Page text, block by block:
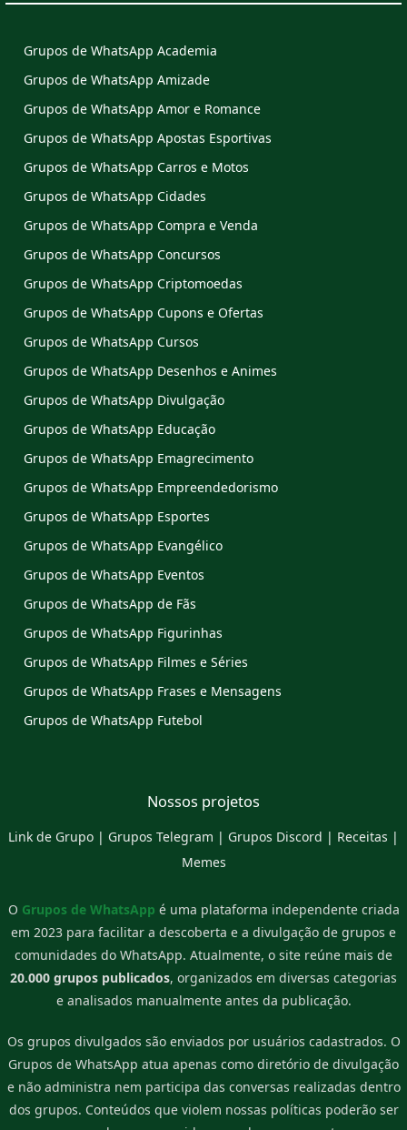
Grupos de WhatsApp Academia
Grupos de WhatsApp Amizade
Grupos de WhatsApp Amor e Romance
Grupos de WhatsApp Apostas Esportivas
Grupos de WhatsApp Carros e Motos
Grupos de WhatsApp Cidades
Grupos de WhatsApp Compra e Venda
Grupos de WhatsApp Concursos
Grupos de WhatsApp Criptomoedas
Grupos de WhatsApp Cupons e Ofertas
Grupos de WhatsApp Cursos
Grupos de WhatsApp Desenhos e Animes
Grupos de WhatsApp Divulgação
Grupos de WhatsApp Educação
Grupos de WhatsApp Emagrecimento
Grupos de WhatsApp Empreendedorismo
Grupos de WhatsApp Esportes
Grupos de WhatsApp Evangélico
Grupos de WhatsApp Eventos
Grupos de WhatsApp de Fãs
Grupos de WhatsApp Figurinhas
Grupos de WhatsApp Filmes e Séries
Grupos de WhatsApp Frases e Mensagens
Grupos de WhatsApp Futebol
Nossos projetos
Link de Grupo | Grupos Telegram | Grupos Discord | Receitas |
Memes
O Grupos de WhatsApp é uma plataforma independente criada
em 2023 para facilitar a descoberta e a divulgação de grupos e
comunidades do WhatsApp. Atualmente, o site reúne mais de
20.000 grupos publicados, organizados em diversas categorias
e analisados manualmente antes da publicação.
Os grupos divulgados são enviados por usuários cadastrados. O
Grupos de WhatsApp atua apenas como diretório de divulgação
e não administra nem participa das conversas realizadas dentro
dos grupos. Conteúdos que violem nossas políticas poderão ser